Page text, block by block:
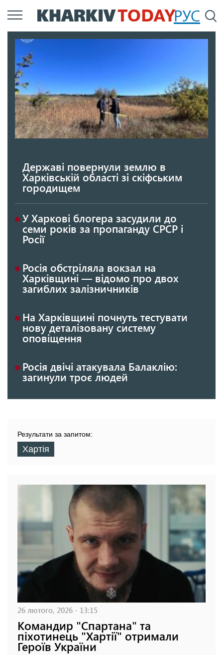
Перейти
до
РУС
Державі повернули землю в
Харківській області зі скіфським
городищем
У Харкові блогера засудили до
семи років за пропаганду СРСР і
Росії
Росія обстріляла вокзал на
Харківщині — відомо про двох
загиблих залізничників
На Харківщині почнуть тестувати
нову деталізовану систему
оповіщення
Росія двічі атакувала Балаклію:
загинули троє людей
Результати за запитом:
Хартія
26 лютого, 2026 - 13:15
Командир "Спартана" та
піхотинець "Хартії" отримали
Героїв України